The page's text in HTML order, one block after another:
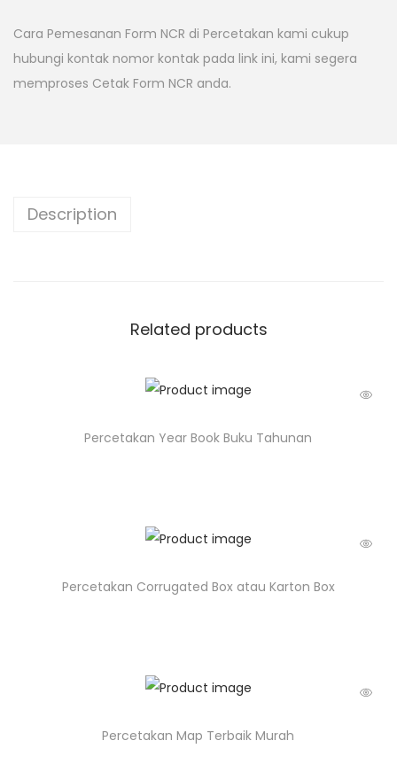
Cara Pemesanan Form NCR di Percetakan kami cukup
hubungi kontak nomor kontak pada link ini, kami segera
memproses Cetak Form NCR anda.
Description
Related products
Percetakan Year Book Buku Tahunan
Percetakan Corrugated Box atau Karton Box
Percetakan Map Terbaik Murah